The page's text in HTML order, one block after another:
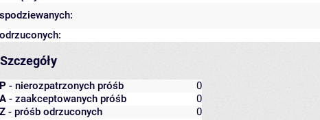
spodziewanych:
odrzuconych:
Szczegóły
P - nierozpatrzonych próśb
0
A - zaakceptowanych próśb
0
Z - próśb odrzuconych
0